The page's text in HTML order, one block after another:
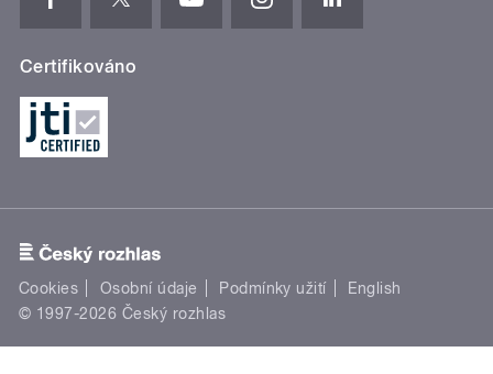
Certifikováno
Cookies Osobní údaje Podmínky užití
English
© 1997-2026 Český rozhlas